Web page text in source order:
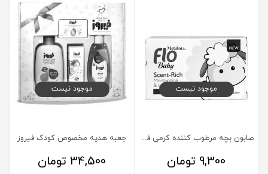
موجود نیست
صابون بچه مرطوب کننده کرمی فلو 100 گرم
9,300 تومان
موجود نیست
جعبه هدیه مخصوص کودک فیروز
34,500 تومان